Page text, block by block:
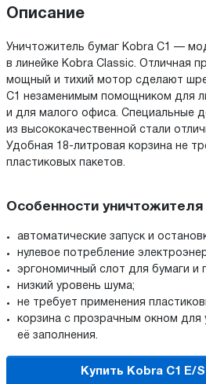
Описание
Уничтожитель бумаг Kobra C1 —
в линейке Kobra Classic. Отличная
мощный и тихий мотор сделают
C1 незаменимым помощником для
и для малого офиса. Специальные
из высококачественной стали
Удобная 18-литровая корзина не
пластиковых пакетов.
Особенности уничтожителя
автоматические запуск и
нулевое потребление
эргономичный слот для бумаги и
низкий уровень шума;
не требует применения
корзина с прозрачным окном для
её заполнения.
Купить Kobra C1 E/